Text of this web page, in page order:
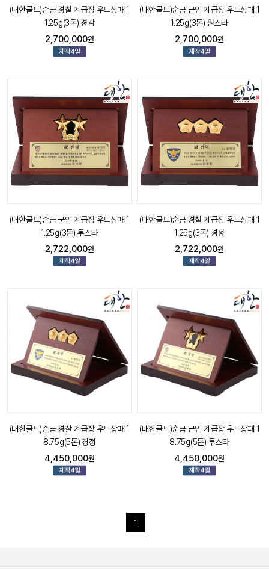
(대한골드)순금 경찰 계급장 우드상패 1
1.25g(3돈) 경감
2,700,000원
(대한골드)순금 군인 계급장 우드상패 1
1.25g(3돈) 원스타
2,700,000원
(대한골드)순금 군인 계급장 우드상패 1
1.25g(3돈) 투스타
2,722,000원
(대한골드)순금 경찰 계급장 우드상패 1
1.25g(3돈) 경정
2,722,000원
(대한골드)순금 경찰 계급장 우드상패 1
8.75g(5돈) 경정
4,450,000원
(대한골드)순금 군인 계급장 우드상패 1
8.75g(5돈) 투스타
4,450,000원
1